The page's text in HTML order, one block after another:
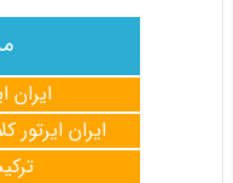
ایران
ایران